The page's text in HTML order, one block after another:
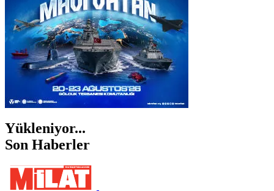
Yükleniyor...
Son Haberler